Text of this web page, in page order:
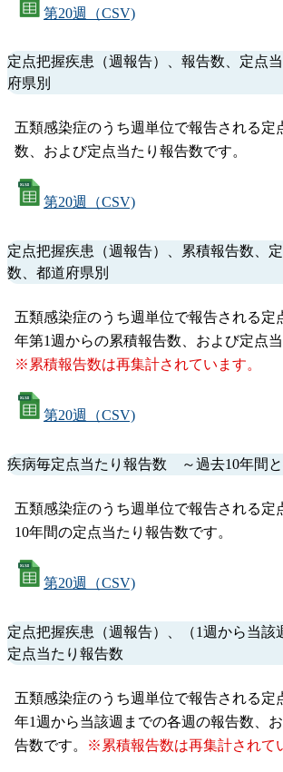
第20週（CSV)
定点把握疾患（週報告）、報告数、定点
府県別
五類感染症のうち週単位で報告される定
数、および定点当たり報告数です。
第20週（CSV)
定点把握疾患（週報告）、累積報告数、
数、都道府県別
五類感染症のうち週単位で報告される定
年第1週からの累積報告数、および定点当
※累積報告数は再集計されています。
第20週（CSV)
疾病毎定点当たり報告数 ～過去10年間と
五類感染症のうち週単位で報告される定
10年間の定点当たり報告数です。
第20週（CSV)
定点把握疾患（週報告）、（1週から当該
定点当たり報告数
五類感染症のうち週単位で報告される定
年1週から当該週までの各週の報告数、
告数です。
※累積報告数は再集計されて